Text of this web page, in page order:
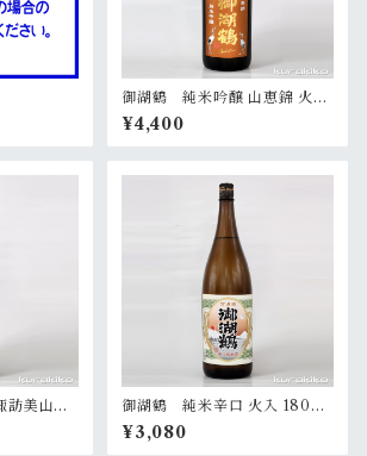
御湖鶴 純米吟醸 山恵錦 火入
1800ml
¥4,400
美山錦
御湖鶴 純米辛口 火入 1800
ml
¥3,080